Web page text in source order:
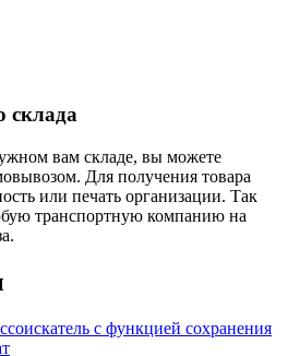
склада
вам складе, вы можете
Для получения товара
или печать организации. Так
транспортную компанию на